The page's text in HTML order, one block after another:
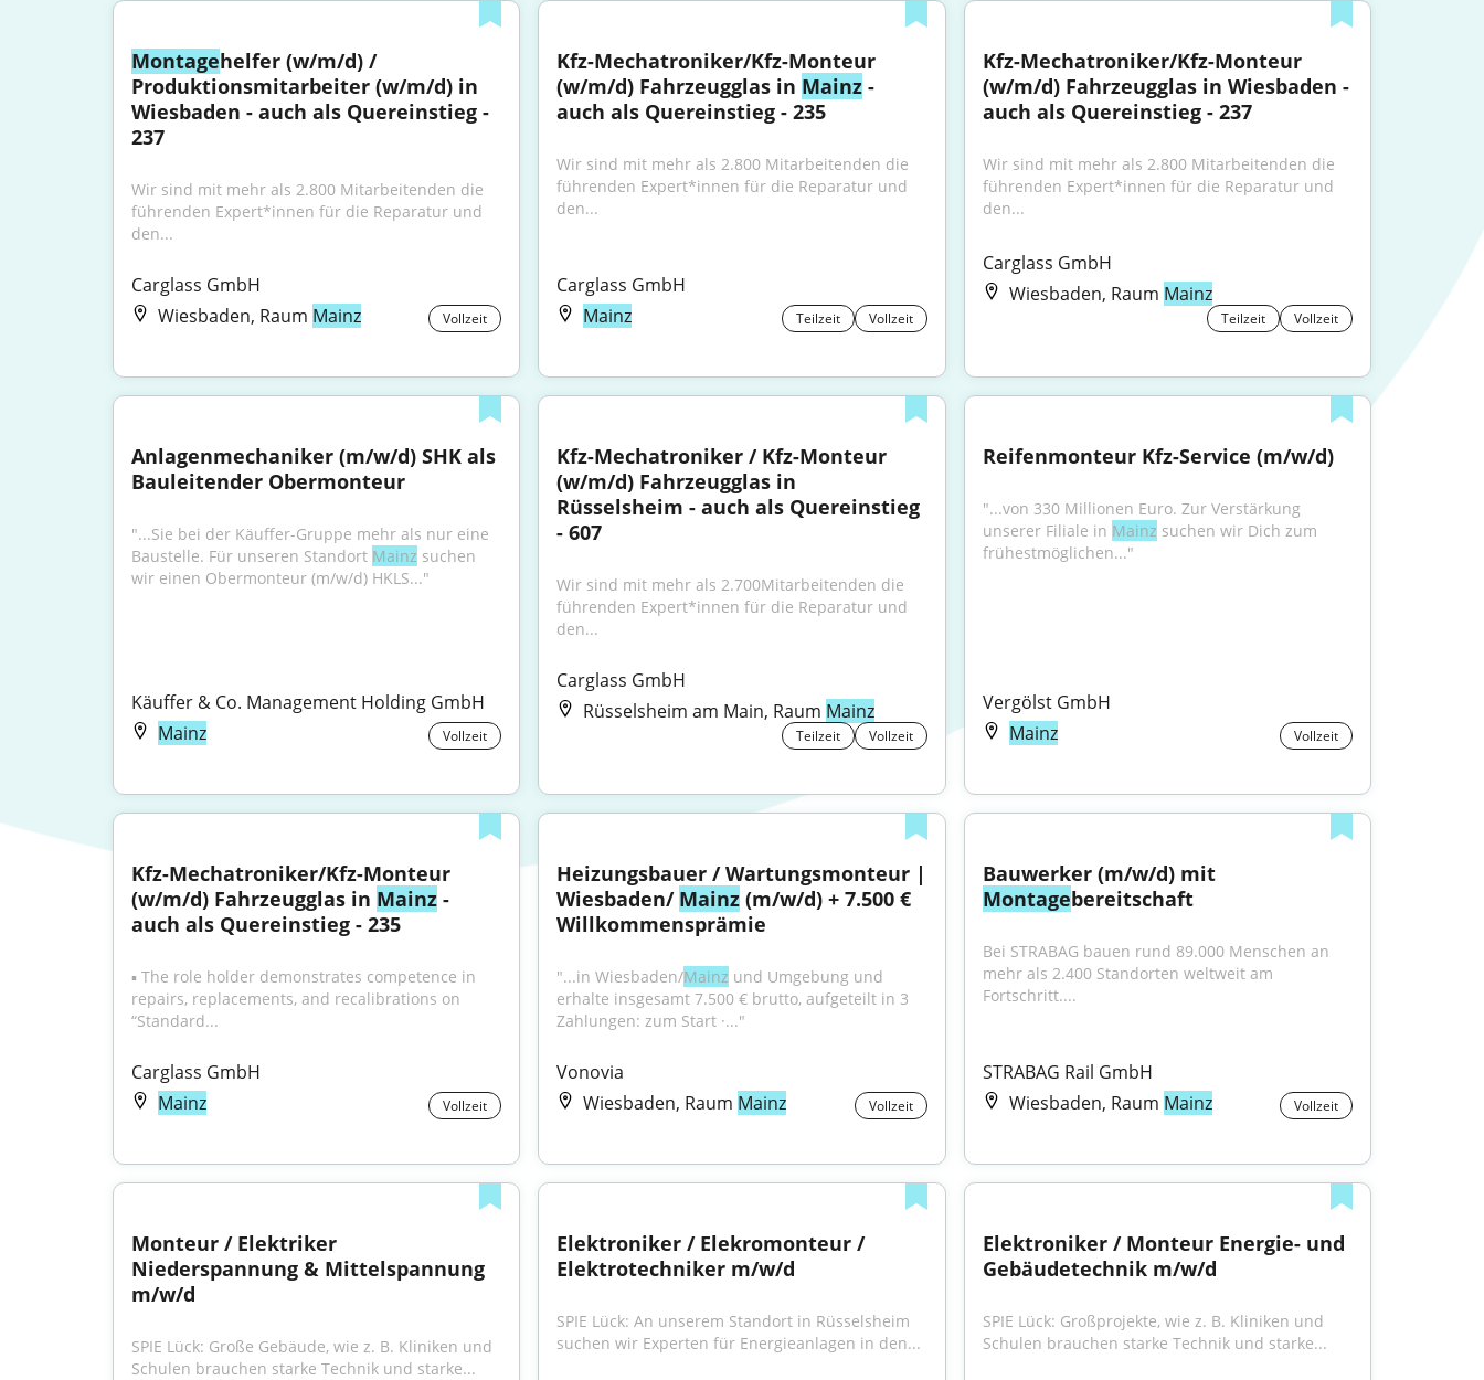
Montagehelfer (w/m/d) /
Produktionsmitarbeiter (w/m/d) in
Wiesbaden - auch als Quereinstieg -
237
Wir sind mit mehr als 2.800 Mitarbeitenden die
führenden Expert*innen für die Reparatur und
den...
Carglass GmbH
Wiesbaden, Raum Mainz Vollzeit
Kfz-Mechatroniker/Kfz-Monteur
(w/m/d) Fahrzeugglas in Mainz -
auch als Quereinstieg - 235
Wir sind mit mehr als 2.800 Mitarbeitenden die
führenden Expert*innen für die Reparatur und
den...
Carglass GmbH
Mainz
Teilzeit Vollzeit
Kfz-Mechatroniker/Kfz-Monteur
(w/m/d) Fahrzeugglas in Wiesbaden -
auch als Quereinstieg - 237
Wir sind mit mehr als 2.800 Mitarbeitenden die
führenden Expert*innen für die Reparatur und
den...
Carglass GmbH
Wiesbaden, Raum Mainz
Teilzeit Vollzeit
Anlagenmechaniker (m/w/d) SHK als
Bauleitender Obermonteur
"...Sie bei der Käuffer-Gruppe mehr als nur eine
Baustelle. Für unseren Standort Mainz suchen
wir einen Obermonteur (m/w/d) HKLS..."
Käuffer & Co. Management Holding GmbH
Mainz
Vollzeit
Kfz-Mechatroniker / Kfz-Monteur
(w/m/d) Fahrzeugglas in
Rüsselsheim - auch als Quereinstieg
- 607
Wir sind mit mehr als 2.700Mitarbeitenden die
führenden Expert*innen für die Reparatur und
den...
Carglass GmbH
Rüsselsheim am Main, Raum Mainz
Teilzeit Vollzeit
Reifenmonteur Kfz-Service (m/w/d)
"...von 330 Millionen Euro. Zur Verstärkung
unserer Filiale in Mainz suchen wir Dich zum
frühestmöglichen..."
Vergölst GmbH
Mainz
Vollzeit
Kfz-Mechatroniker/Kfz-Monteur
(w/m/d) Fahrzeugglas in Mainz -
auch als Quereinstieg - 235
▪ The role holder demonstrates competence in
repairs, replacements, and recalibrations on
“Standard...
Carglass GmbH
Mainz
Vollzeit
Heizungsbauer / Wartungsmonteur |
Wiesbaden/ Mainz (m/w/d) + 7.500 €
Willkommensprämie
"...in Wiesbaden/Mainz und Umgebung und
erhalte insgesamt 7.500 € brutto, aufgeteilt in 3
Zahlungen: zum Start ·..."
Vonovia
Wiesbaden, Raum Mainz Vollzeit
Bauwerker (m/w/d) mit
Montagebereitschaft
Bei STRABAG bauen rund 89.000 Menschen an
mehr als 2.400 Standorten weltweit am
Fortschritt....
STRABAG Rail GmbH
Wiesbaden, Raum Mainz Vollzeit
Monteur / Elektriker
Niederspannung & Mittelspannung
m/w/d
SPIE Lück: Große Gebäude, wie z. B. Kliniken und
Schulen brauchen starke Technik und starke...
Elektroniker / Elekromonteur /
Elektrotechniker m/w/d
SPIE Lück: An unserem Standort in Rüsselsheim
suchen wir Experten für Energieanlagen in den...
Elektroniker / Monteur Energie- und
Gebäudetechnik m/w/d
SPIE Lück: Großprojekte, wie z. B. Kliniken und
Schulen brauchen starke Technik und starke...